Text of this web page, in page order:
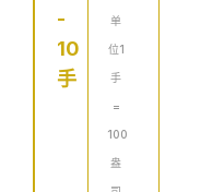
-
10
手
单
位1
手
=
100
盎